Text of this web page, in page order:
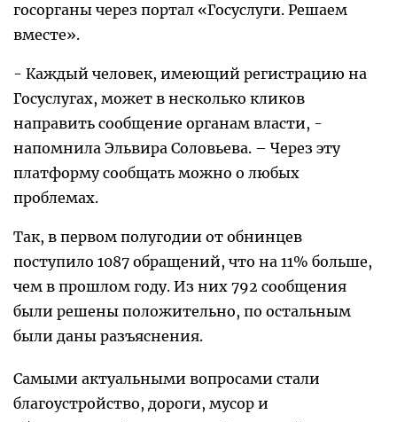
госорганы через портал «Госуслуги. Решаем
вместе».
- Каждый человек, имеющий регистрацию на
Госуслугах, может в несколько кликов
направить сообщение органам власти, -
напомнила Эльвира Соловьева. – Через эту
платформу сообщать можно о любых
проблемах.
Так, в первом полугодии от обнинцев
поступило 1087 обращений, что на 11% больше,
чем в прошлом году. Из них 792 сообщения
были решены положительно, по остальным
были даны разъяснения.
Самыми актуальными вопросами стали
благоустройство, дороги, мусор и